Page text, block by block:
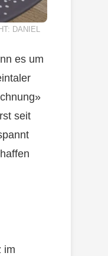
DANIEL
es um
seit
im